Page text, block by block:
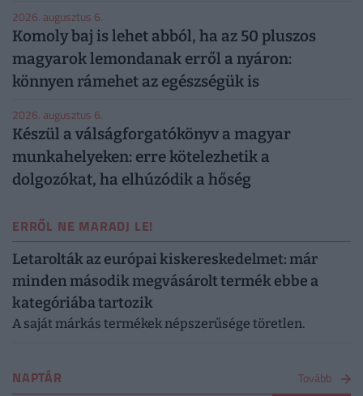
2026. augusztus 6.
Komoly baj is lehet abból, ha az 50 pluszos
magyarok lemondanak erről a nyáron:
könnyen rámehet az egészségük is
2026. augusztus 6.
Készül a válságforgatókönyv a magyar
munkahelyeken: erre kötelezhetik a
dolgozókat, ha elhúzódik a hőség
ERRŐL NE MARADJ LE!
Letarolták az európai kiskereskedelmet: már
minden második megvásárolt termék ebbe a
kategóriába tartozik
A saját márkás termékek népszerűsége töretlen.
NAPTÁR Tovább